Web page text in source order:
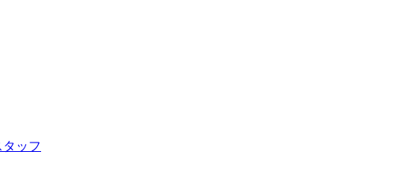
定
イン
ビスについて
ーグ2026/27シーズン試合観戦チケット
タッフ